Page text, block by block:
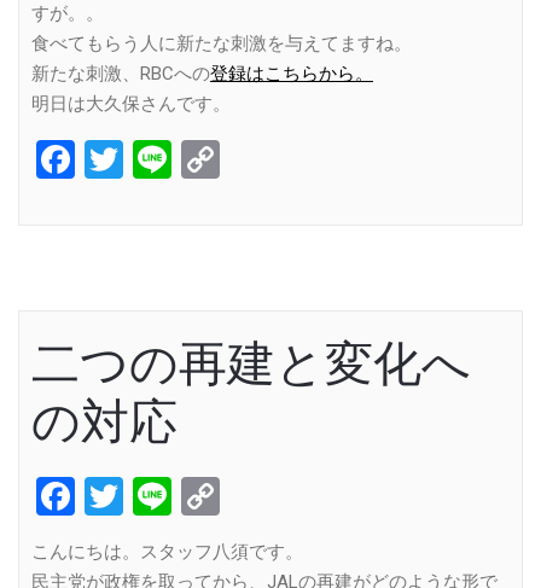
すが。。
食べてもらう人に新たな刺激を与えてますね。
新たな刺激、RBCへの登録はこちらから。
明日は大久保さんです。
Facebook
Twitter
Line
二つの再建と変化へ
の対応
Facebook
Twitter
Line
Link
こんにちは。スタッフ八須です。
民主党が政権を取ってから、JALの再建がどのような形で